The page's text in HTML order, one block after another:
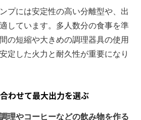
プには安定性の高い分離型や、出
しています。多人数分の食事を準
の短縮や大きめの調理器具の使用
定した火力と耐久性が重要になり
わせて最大出力を選ぶ
理やコーヒーなどの飲み物を作る